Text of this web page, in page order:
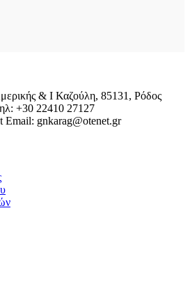
& Ι Καζούλη, 85131, Ρόδος
+30 22410 27127
Email: gnkarag@otenet.gr